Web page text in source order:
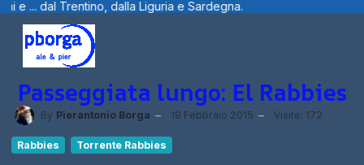
e Sardegna.
Passeggiata lungo: El Rabbies
By Pierantonio Borga 19 Febbraio 2015 Visite: 172
Rabbies Torrente Rabbies